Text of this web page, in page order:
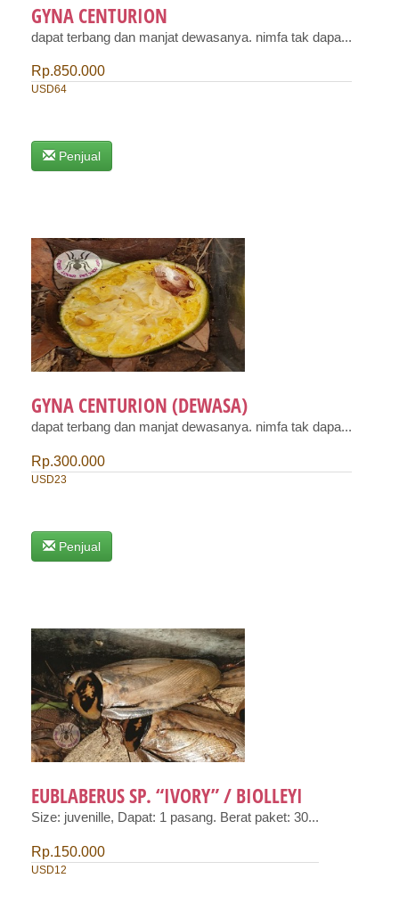
GYNA CENTURION
dapat terbang dan manjat dewasanya. nimfa tak dapa...
Rp.850.000
USD64
Penjual
GYNA CENTURION (DEWASA)
dapat terbang dan manjat dewasanya. nimfa tak dapa...
Rp.300.000
USD23
Penjual
EUBLABERUS SP. “IVORY” / BIOLLEYI
Size: juvenille, Dapat: 1 pasang. Berat paket: 30...
Rp.150.000
USD12